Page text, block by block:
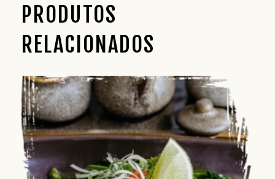
PRODUTOS
RELACIONADOS